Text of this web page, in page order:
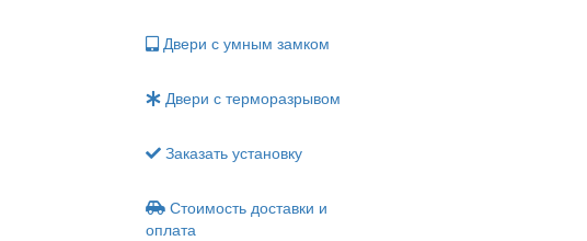
Двери с умным замком
Двери с терморазрывом
Заказать установку
Стоимость доставки и
оплата